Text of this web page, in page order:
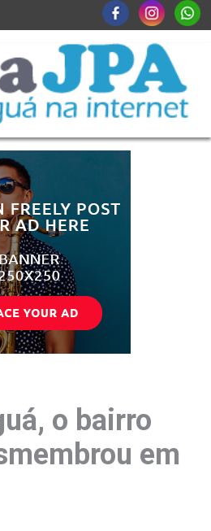
o bairro
em